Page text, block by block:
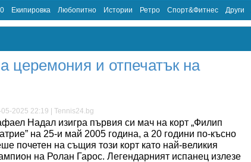
Екипировка Любопитно Истории Ретро Спорт&Фитнес Други
церемония и отпечатък на
05-2025 22:19 | Tennis24.bg
Надал изигра първия си мач на корт „Филип
на 25-и май 2005 година, а 20 години по-късно
почетен на същия този корт като най-великия
на Ролан Гарос. Легендарният испанец излезе